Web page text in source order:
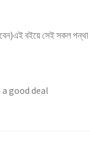
বইয়ে সেই সকল
good deal